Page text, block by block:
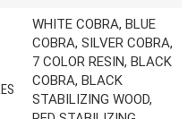
WHITE COBRA, BLUE
COBRA, SILVER COBRA,
7 COLOR RESIN, BLACK
COBRA, BLACK
STABILIZING WOOD,